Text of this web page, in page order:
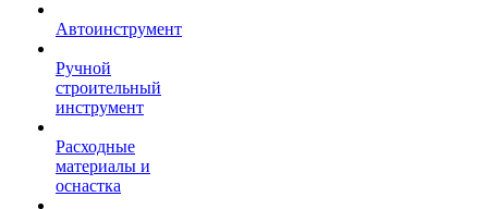
Автоинструмент
Ручной
строительный
инструмент
Расходные
материалы и
оснастка